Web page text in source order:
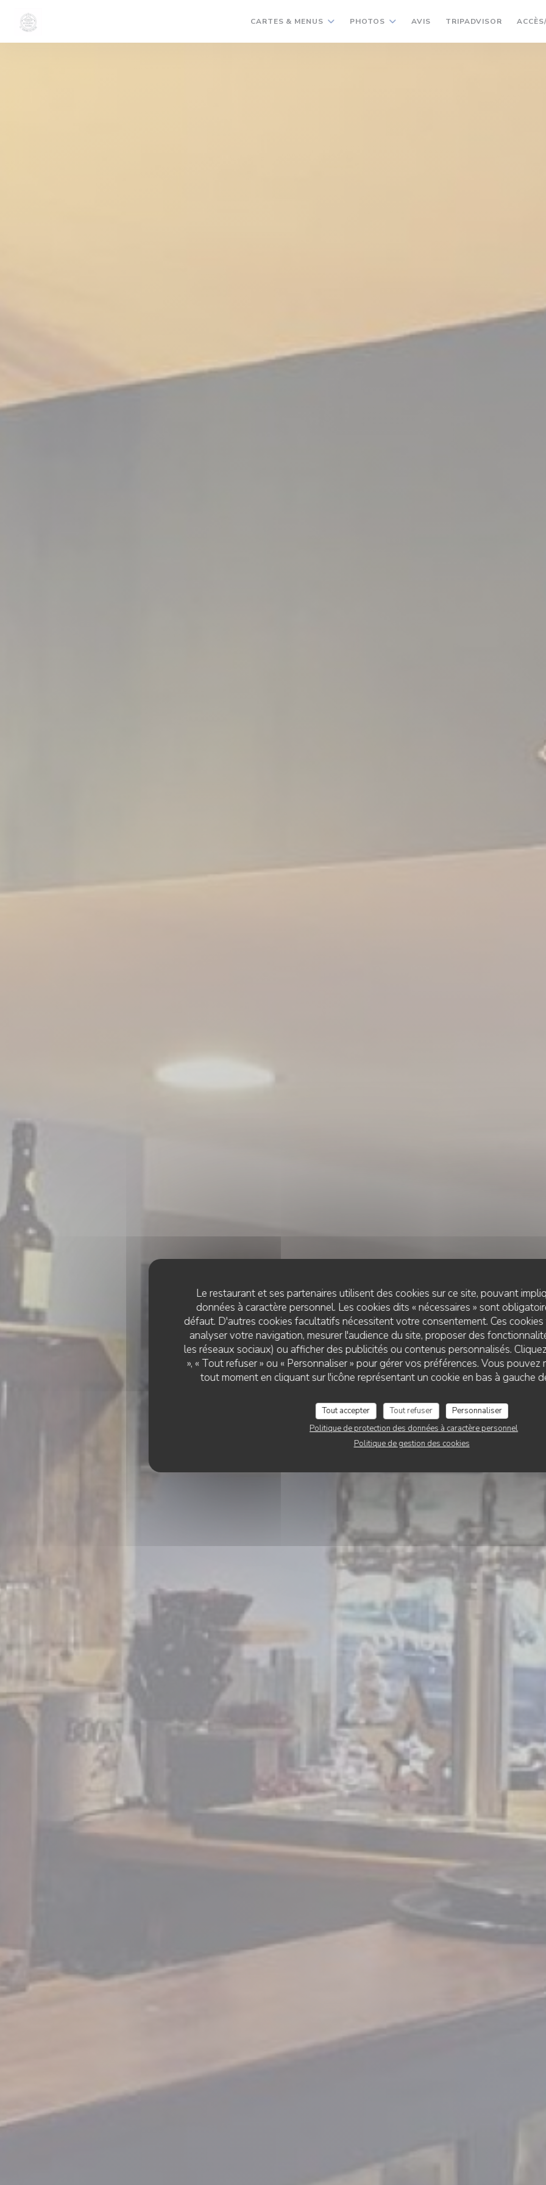
Le restaurant et ses partenaires utilisent des cookies sur ce site, pouvant
données à caractère personnel. Les cookies dits « nécessaires » sont
défaut. D'autres cookies facultatifs nécessitent votre consentement. Ces
analyser votre navigation, mesurer l'audience du site, proposer des
les réseaux sociaux) ou afficher des publicités ou contenus personnalisés.
», « Tout refuser » ou « Personnaliser » pour gérer vos préférences. Vous
tout moment en cliquant sur l'icône représentant un cookie en bas à gauche
Tout accepter Tout refuser
Personnaliser
Politique de protection des données à caractère personnel
Politique de gestion des cookies
CARTES & MENUS PHOTOS AVIS TRIPADVISOR ((OUVRE
PIZZA À EMPORTER• ETRETAT
Le romain
RÉSERVER